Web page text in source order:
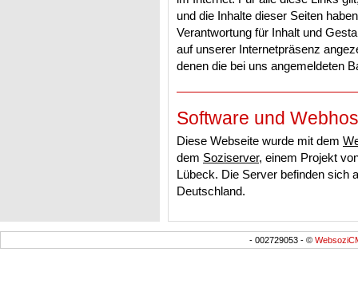
und die Inhalte dieser Seiten
Verantwortung für Inhalt und
auf unserer Internetpräsenz
denen die bei uns angemeldeten
Software und
Diese Webseite wurde mit dem
dem Soziserver, einem Projekt
Lübeck. Die Server befinden sich
Deutschland.
- 002729053 - ©